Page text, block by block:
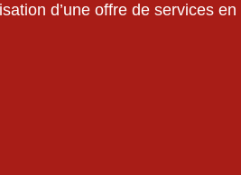
d’une offre de services